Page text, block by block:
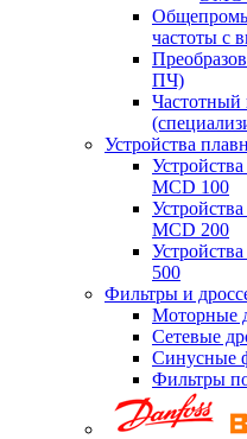
частоты с
ПЧ)
Частотный
Устройства
MCD 100
MCD 200
500
Фильтры и
Моторные
Сетевые
Синусные
Фильтры